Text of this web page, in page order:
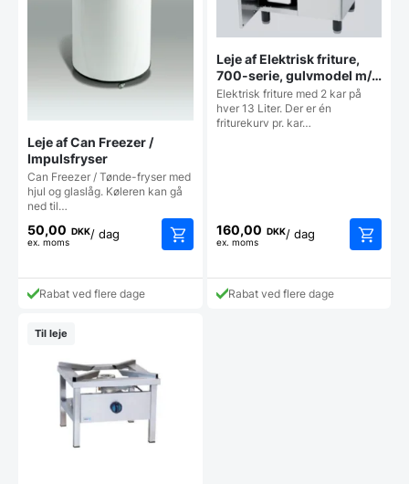
Leje af Can Freezer /
Impulsfryser
Can Freezer / Tønde-fryser med
hjul og glaslåg. Køleren kan gå
ned til…
50,00 DKK
ex. moms
/ dag
Rabat ved flere dage
Leje af Elektrisk friture,
700-serie, gulvmodel m/
2 kar
Elektrisk friture med 2 kar på
hver 13 Liter. Der er én
friturekurv pr. kar…
160,00 DKK
ex. moms
/ dag
Rabat ved flere dage
Til leje